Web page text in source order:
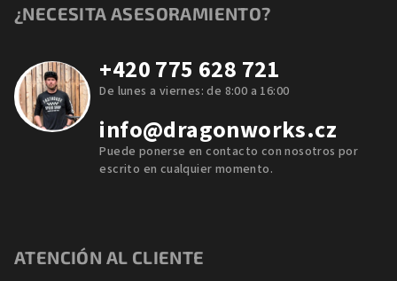
¿NECESITA ASESORAMIENTO?
+420 775 628 721
De lunes a viernes: de 8:00 a 16:00
info@dragonworks.cz
Puede ponerse en contacto con nosotros por
escrito en cualquier momento.
ATENCIÓN AL CLIENTE